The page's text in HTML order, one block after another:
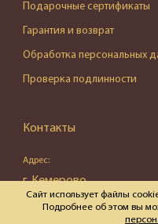
Подарочные сертификаты
Гарантия и возврат
Обработка персональных
Проверка подлинности
Контакты
Адрес:
г. Кемерово,
ул. Весенняя, д. 16, пом.
Сайт использует файлы
Подробнее об этом вы